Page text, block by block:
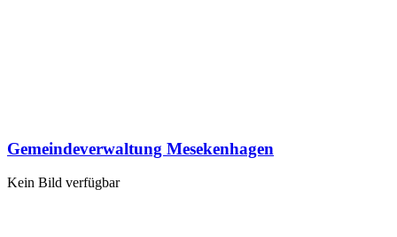
Gemeindeverwaltung Mesekenhagen
Kein Bild verfügbar